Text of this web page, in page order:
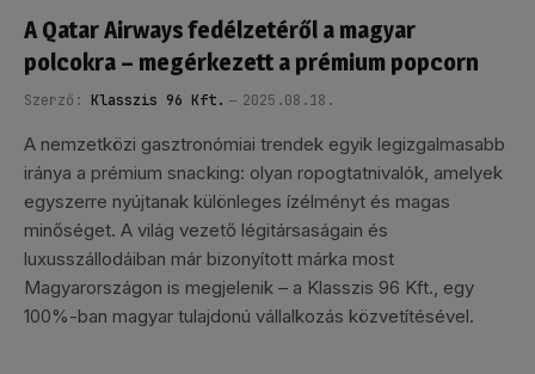
A Qatar Airways fedélzetéről a magyar
polcokra – megérkezett a prémium popcorn
Szerző: Klasszis 96 Kft. 2025.08.18.
A nemzetközi gasztronómiai trendek egyik legizgalmasabb
iránya a prémium snacking: olyan ropogtatnivalók, amelyek
egyszerre nyújtanak különleges ízélményt és magas
minőséget. A világ vezető légitársaságain és
luxusszállodáiban már bizonyított márka most
Magyarországon is megjelenik – a Klasszis 96 Kft., egy
100%-ban magyar tulajdonú vállalkozás közvetítésével.